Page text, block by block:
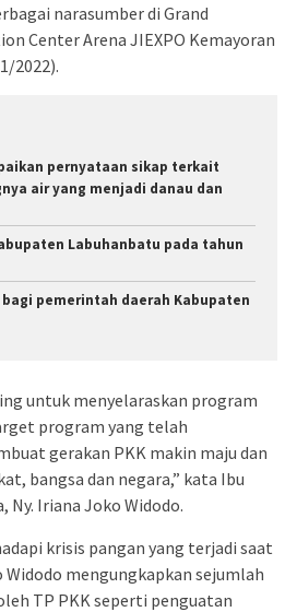
narasumber di Grand
Center Arena JIEXPO Kemayoran
2022).
pernyataan sikap terkait
air yang menjadi danau dan
Labuhanbatu pada tahun
pemerintah daerah Kabupaten
untuk menyelaraskan program
program yang telah
gerakan PKK makin maju dan
bangsa dan negara,” kata Ibu
Ny. Iriana Joko Widodo.
krisis pangan yang terjadi saat
mengungkapkan sejumlah
TP PKK seperti penguatan